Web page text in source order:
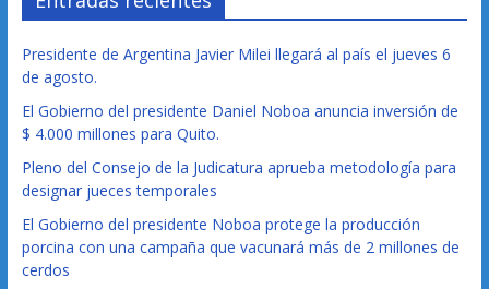
Presidente de Argentina Javier Milei llegará al país el jueves 6
de agosto.
El Gobierno del presidente Daniel Noboa anuncia inversión de
$ 4.000 millones para Quito.
Pleno del Consejo de la Judicatura aprueba metodología para
designar jueces temporales
El Gobierno del presidente Noboa protege la producción
porcina con una campaña que vacunará más de 2 millones de
cerdos